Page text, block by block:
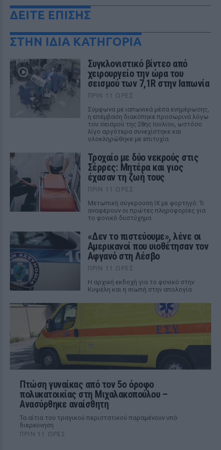
ΔΕΙΤΕ ΕΠΙΣΗΣ
ΣΤΗΝ ΙΔΙΑ ΚΑΤΗΓΟΡΙΑ
Συγκλονιστικό βίντεο από
χειρουργείο την ώρα του
σεισμού των 7,1R στην Ιαπωνία
ΠΡΙΝ 11 ΏΡΕΣ
Σύμφωνα με ιαπωνικά μέσα ενημέρωσης,
η επέμβαση διακόπηκε προσωρινά λόγω
του σεισμού της 28ης Ιουλίου, ωστόσο
λίγο αργότερα συνεχίστηκε και
ολοκληρώθηκε με επιτυχία
Τροχαίο με δύο νεκρούς στις
Σέρρες: Μητέρα και γιος
έχασαν τη ζωή τους
ΠΡΙΝ 11 ΏΡΕΣ
Μετωπική σύγκρουση ΙΧ με φορτηγό: Τι
αναφέρουν οι πρώτες πληροφορίες για
το φονικό δυστύχημα
«Δεν το πιστεύουμε», λένε οι
Αμερικανοί που υιοθέτησαν τον
Αφγανό στη Λέσβο
ΠΡΙΝ 11 ΏΡΕΣ
Η αρχική εκδοχή για το φονικό στην
Κυψέλη και η σιωπή στην απολογία
Πτώση γυναίκας από τον 5ο όροφο
πολυκατοικίας στη Μιχαλακοπούλου –
Ανασύρθηκε αναίσθητη
Τα αίτια του τραγικού περιστατικού παραμένουν υπό
διερεύνηση
ΠΡΙΝ 11 ΏΡΕΣ